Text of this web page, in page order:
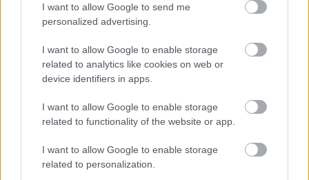
I want to allow Google to send me
personalized advertising.
I want to allow Google to enable storage
related to analytics like cookies on web or
device identifiers in apps.
I want to allow Google to enable storage
related to functionality of the website or app.
I want to allow Google to enable storage
related to personalization.
annyira könnyen elő tudsz készülni. Minden adja
magát, rengeteg alapanyag van, amikből
fantasztikus ételeket lehet kreálni.